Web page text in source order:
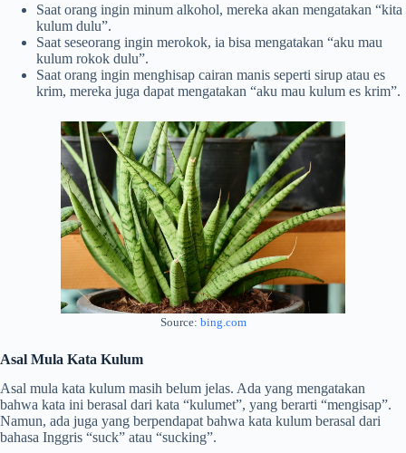
Saat orang ingin minum alkohol, mereka akan mengatakan “kita
kulum dulu”.
Saat seseorang ingin merokok, ia bisa mengatakan “aku mau
kulum rokok dulu”.
Saat orang ingin menghisap cairan manis seperti sirup atau es
krim, mereka juga dapat mengatakan “aku mau kulum es krim”.
Source: bing.com
Asal Mula Kata Kulum
Asal mula kata kulum masih belum jelas. Ada yang mengatakan
bahwa kata ini berasal dari kata “kulumet”, yang berarti “mengisap”.
Namun, ada juga yang berpendapat bahwa kata kulum berasal dari
bahasa Inggris “suck” atau “sucking”.